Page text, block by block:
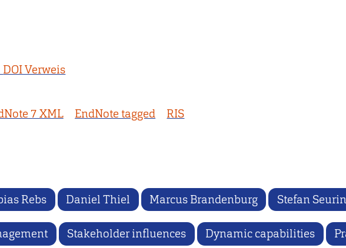
DOI Verweis
7 XML EndNote tagged RIS
Rebs Daniel Thiel Marcus Brandenburg Stefan
Stakeholder influences Dynamic capabilities